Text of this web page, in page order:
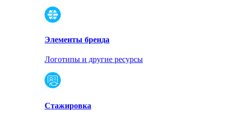
Элементы бренда
Логотипы и другие ресурсы
Стажировка